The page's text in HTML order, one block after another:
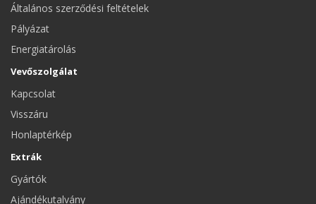
Általános szerződési feltételek
Pályázat
Energiatárolás
Vevőszolgálat
Kapcsolat
Visszáru
Honlaptérkép
Extrák
Gyártók
Ajándékutalvány